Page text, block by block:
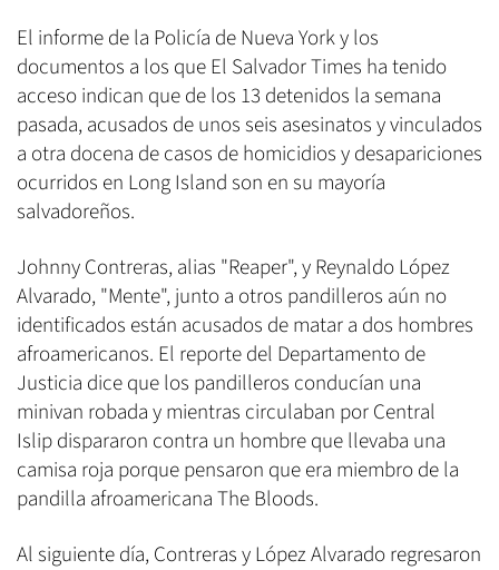
El informe de la Policía de Nueva York y los
documentos a los que El Salvador Times ha tenido
acceso indican que de los 13 detenidos la semana
pasada, acusados de unos seis asesinatos y vinculados
a otra docena de casos de homicidios y desapariciones
ocurridos en Long Island son en su mayoría
salvadoreños.
Johnny Contreras, alias "Reaper", y Reynaldo López
Alvarado, "Mente", junto a otros pandilleros aún no
identificados están acusados de matar a dos hombres
afroamericanos. El reporte del Departamento de
Justicia dice que los pandilleros conducían una
minivan robada y mientras circulaban por Central
Islip dispararon contra un hombre que llevaba una
camisa roja porque pensaron que era miembro de la
pandilla afroamericana The Bloods.
Al siguiente día, Contreras y López Alvarado regresaron